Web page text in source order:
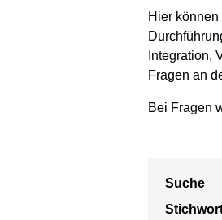
Hier
Integration,
Fragen an
Bei Fragen
Suche